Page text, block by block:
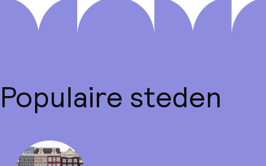
Populaire steden